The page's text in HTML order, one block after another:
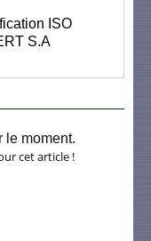
ISO
S.A
le moment.
cet article !